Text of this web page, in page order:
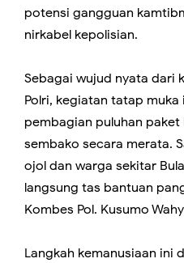
potensi gangguan
nirkabel kepolisian.
Sebagai wujud nyata dari
Polri, kegiatan tatap
pembagian puluhan
sembako secara merata.
ojol dan warga sekitar
langsung tas bantuan
Kombes Pol. Kusumo
Langkah kemanusiaan ini